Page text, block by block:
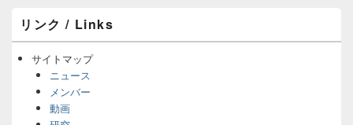
ン
サ
リンク / Links
サイトマップ
ニュース
メンバー
動画